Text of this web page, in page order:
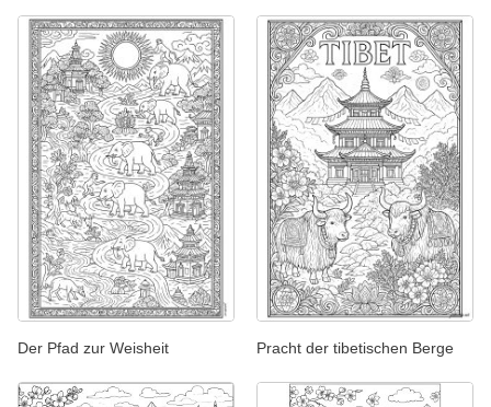
Der Pfad zur Weisheit Pracht der tibetischen Berge